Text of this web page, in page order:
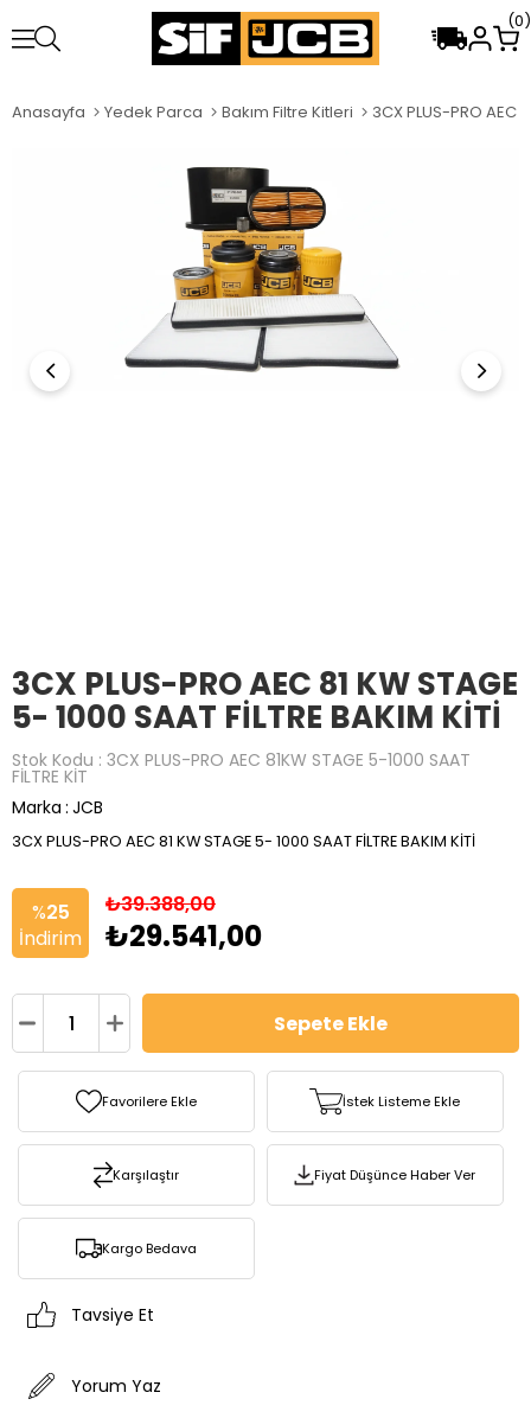
0
Anasayfa Yedek Parca Bakım Filtre Kitleri
3CX PLUS-PRO AEC 81 KW STAGE
5- 1000 SAAT FİLTRE BAKIM KİTİ
Stok Kodu 3CX PLUS-PRO AEC 81KW STAGE 5-1000 SAAT
FİLTRE KİT
Marka : JCB
3CX PLUS-PRO AEC 81 KW STAGE 5- 1000 SAAT FİLTRE BAKIM KİTİ
%25
İndirim
₺39.388,00
₺29.541,00
Favorilere Ekle İstek Listeme Ekle
Karşılaştır Fiyat Düşünce Haber Ver
Kargo Bedava
Tavsiye Et
Yorum Yaz